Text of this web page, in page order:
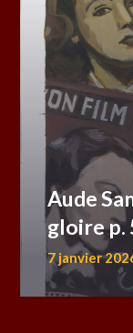
Aude
gloire p.
7 janvier